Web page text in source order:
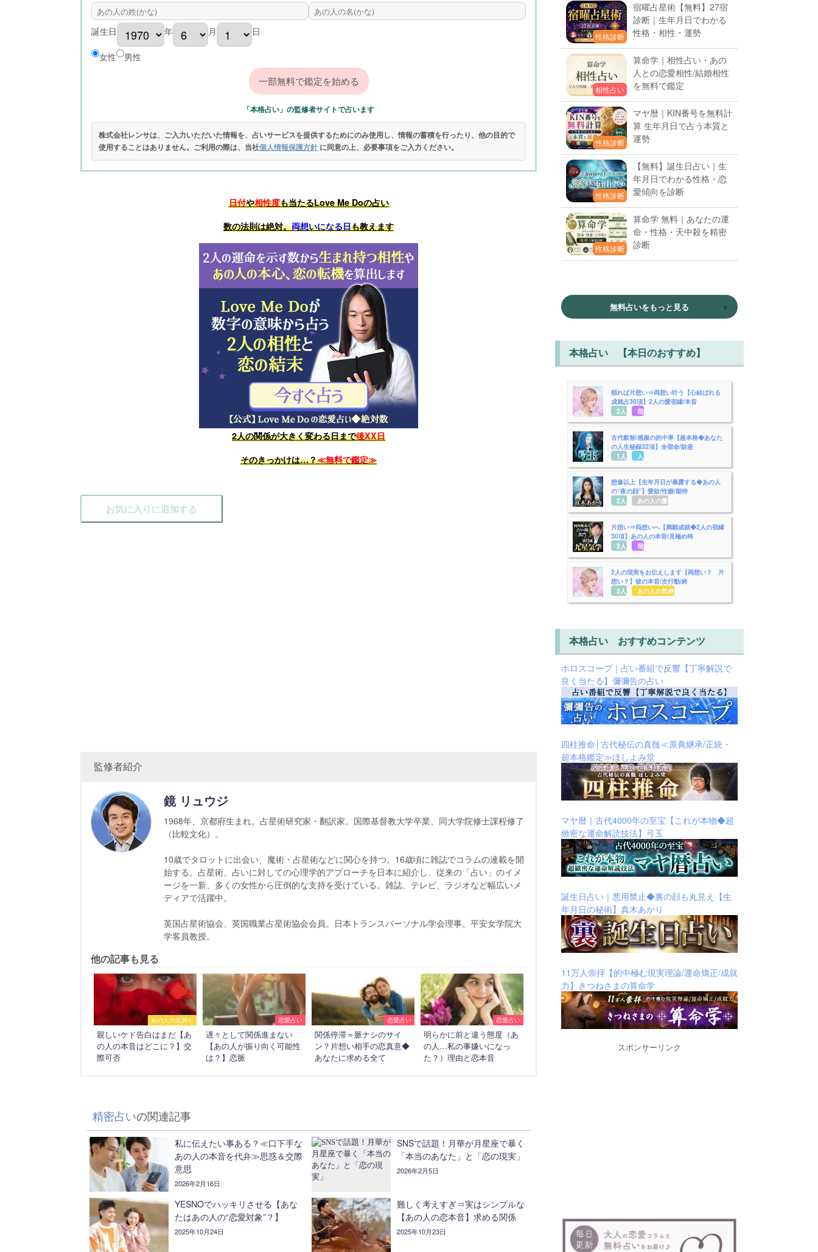
誕生日 年 月 日
女性 男性
「本格占い」の監修者サイトで占います
株式会社レンサは、ご入力いただいた情報を、占いサービスを提供するためにのみ使用し、情報の蓄積を行ったり、他の目的で
使用することはありません。ご利用の際は、当社個人情報保護方針 に同意の上、必要事項をご入力ください。
日付や相性度も当たるLove Me Doの占い
数の法則は絶対。両想いになる日も教えます
2人の関係が大きく変わる日まで後XX日
そのきっかけは…？≪無料で鑑定≫
お気に入りに追加する
監修者紹介
鏡 リュウジ
1968年、京都府生まれ。占星術研究家・翻訳家。国際基督教大学卒業、同大学院修士課程修了
（比較文化）。
10歳でタロットに出会い、魔術・占星術などに関心を持つ。16歳頃に雑誌でコラムの連載を開
始する。占星術、占いに対しての心理学的アプローチを日本に紹介し、従来の「占い」のイメ
ージを一新、多くの女性から圧倒的な支持を受けている。雑誌、テレビ、ラジオなど幅広いメ
ディアで活躍中。
英国占星術協会、英国職業占星術協会会員。日本トランスパーソナル学会理事。平安女学院大
学客員教授。
他の記事も見る
あの人の気持ち
親しいケド告白はまだ【あ
の人の本音はどこに？】交
際可否
恋愛占い
遅々として関係進まない
【あの人が振り向く可能性
は？】恋脈
恋愛占い
関係停滞＝脈ナシのサイ
ン？片想い相手の恋真意◆
あなたに求める全て
恋愛占い
明らかに前と違う態度（あ
の人…私の事嫌いになっ
た？）理由と恋本音
精密占いの関連記事
私に伝えたい事ある？≪口下手な
あの人の本音を代弁≫思惑＆交際
意思
2026年2月16日
SNSで話題！月華が月星座で暴く
「本当のあなた」と「恋の現実」
2026年2月5日
YESNOでハッキリさせる【あな
たはあの人の“恋愛対象”？】
2025年10月24日
難しく考えすぎ⇒実はシンプルな
【あの人の恋本音】求める関係
2025年10月23日
性格診断
宿曜占星術【無料】27宿
診断｜生年月日でわかる
性格・相性・運勢
相性占い
算命学｜相性占い・あの
人との恋愛相性/結婚相性
を無料で鑑定
性格診断
マヤ暦｜KIN番号を無料計
算 生年月日で占う本質と
運勢
性格診断
【無料】誕生日占い｜生
年月日でわかる性格・恋
愛傾向を診断
性格診断
算命学 無料｜あなたの運
命・性格・天中殺を精密
診断
無料占いをもっと見る
本格占い 【本日のおすすめ】
頼れば片想い⇒両想い叶う【心結ばれる
成就占30項】2人の愛宿縁/本音
2人用 宿縁
古代叡智/感服の的中率【超本格◆あなた
の人生秘録32項】全宿命/財産
1人用
人生
想像以上【生年月日が暴露する◆あの人
の“夜の顔”】愛欲/性癖/期待
2人用
あの人の愛欲
片想い⇒両想いへ【満願成就◆2人の宿縁
30項】あの人の本音/見極め時
2人用
宿縁
2人の現実をお伝えします【両想い？ 片
想い？】彼の本音/次行動/終
2人用
あの人の気持ち
本格占い おすすめコンテンツ
ホロスコープ｜占い番組で反響【丁寧解説で
良く当たる】彌彌告の占い
四柱推命│古代秘伝の真髄≪原典継承/正統・
超本格鑑定≫ほしよみ堂
マヤ暦｜古代4000年の至宝【これが本物◆超
緻密な運命解読技法】弓玉
誕生日占い｜悪用禁止◆裏の顔も丸見え【生
年月日の秘術】真木あかり
11万人崇拝【的中極む現実理論/運命矯正/成就
力】きつねさまの算命学
スポンサーリンク